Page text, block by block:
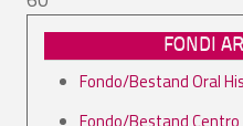
FONDI
Fondo/Bestand Oral
Fondo/Bestand